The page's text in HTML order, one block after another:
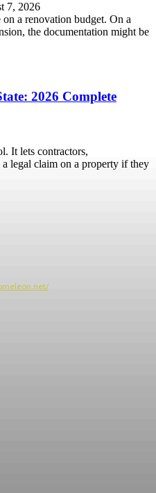
7, 2026
a renovation budget. On a
the documentation might be
2026 Complete
It lets contractors,
legal claim on a property if they